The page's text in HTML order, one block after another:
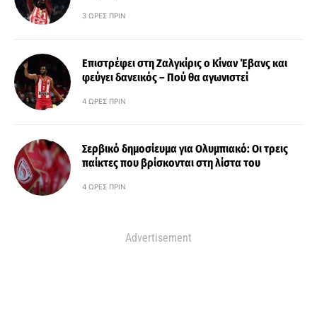
3 ΏΡΕΣ ΠΡΙΝ
Επιστρέφει στη Ζαλγκίρις ο Κίναν Έβανς και
φεύγει δανεικός – Πού θα αγωνιστεί
4 ΏΡΕΣ ΠΡΙΝ
Σερβικό δημοσίευμα για Ολυμπιακό: Οι τρεις
παίκτες που βρίσκονται στη λίστα του
4 ΏΡΕΣ ΠΡΙΝ
Advertisement